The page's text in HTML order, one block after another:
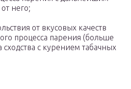
него;
от вкусовых качеств
процесса парения (больше
сходства с курением табачных